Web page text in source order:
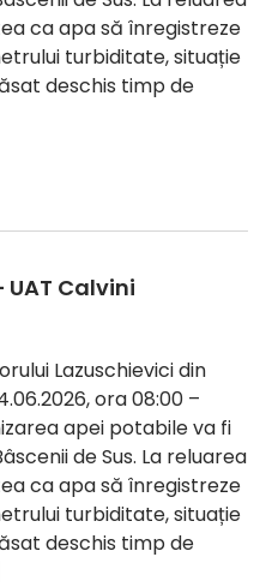
ca apa să înregistreze
turbiditate, situație
deschis timp de
Calvini
Lazuschievici din
ora 08:00 –
apei potabile va fi
de Sus. La reluarea
ca apa să înregistreze
turbiditate, situație
deschis timp de